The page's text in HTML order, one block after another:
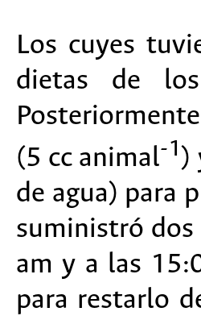
Los cuyes
dietas de
(5 cc animal-1)
de agua) para
suministró dos
am y a las
para restarlo